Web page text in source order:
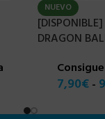
NUEVO
DRAGON
7,90€ -